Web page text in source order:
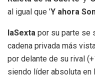
al igual que ’Y ahora
laSexta por su parte se
cadena privada más
por delante de su rival
siendo líder absoluta en